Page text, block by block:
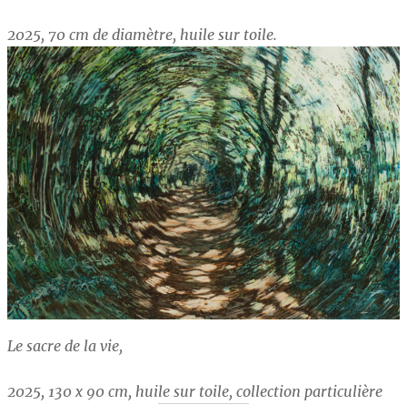
2025, 70 cm de diamètre, huile sur toile.
Le sacre de la vie,
2025, 130 x 90 cm, huile sur toile, collection particulière